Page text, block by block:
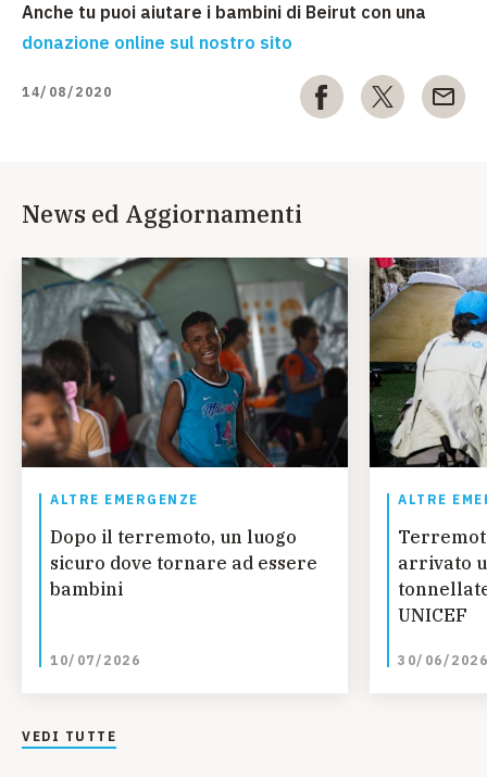
Anche tu puoi aiutare i bambini di Beirut con una
donazione online sul nostro sito
14/08/2020
News ed Aggiornamenti
ALTRE EMERGENZE
Dopo il terremoto, un luogo
sicuro dove tornare ad essere
bambini
10/07/2026
ALTRE
arrivato
UNICEF
30/06/2026
VEDI TUTTE